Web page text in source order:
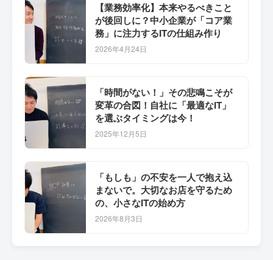
【業務効率化】本来やるべきこと
が後回しに？中小企業が「コア業
務」に注力するITの仕組み作り
2026年4月24日
「時間がない！」その悲鳴こそが
変革の合図！自社に「最適なIT」
を選ぶタイミングは今！
2025年12月5日
「もしも」の不安を一人で抱え込
まないで。大切なお店を守るため
の、小さなITの始め方
2026年8月3日